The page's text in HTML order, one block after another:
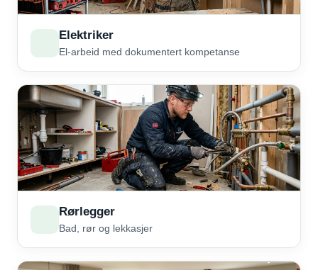
Elektriker
El-arbeid med dokumentert kompetanse
Rørlegger
Bad, rør og lekkasjer